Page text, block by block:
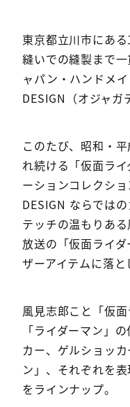
東京都立川市にあ
縫いでの縫製まで
ャパン・ハンドメ
DESIGN（オジャガ
このたび、昭和・
れ続ける「仮面ラ
ーションコレクシ
DESIGN ならでは
テッチの温もりあ
放送の「仮面ライ
ザーアイテムに落と
風見志郎こと「仮
「ライダーマン」
カー、ゲルショッ
ン」、それぞれを
をラインナップ。